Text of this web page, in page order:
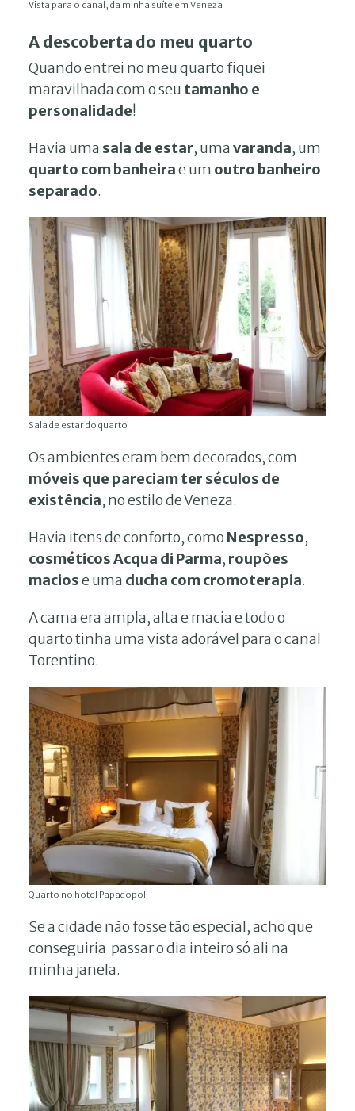
Vista para o canal, da minha suíte em Veneza
A descoberta do meu quarto
Quando entrei no meu quarto fiquei
maravilhada com o seu tamanho e
personalidade!
Havia uma sala de estar, umavaranda, um
quarto com banheirae um outro banheiro
separado.
Sala de estar do quarto
Os ambientes eram bem decorados, com
móveis que pareciam ter séculos de
existência, no estilo de Veneza.
Havia itens de conforto, como Nespresso,
cosméticos Acqua di Parma, roupões
maciose uma ducha com cromoterapia.
A cama era ampla, alta e macia e todo o
quarto tinha uma vista adorável para o canal
Torentino.
Quarto no hotel Papadopoli
Se a cidade não fosse tão especial, acho que
conseguiria passar o dia inteiro só ali na
minha janela.